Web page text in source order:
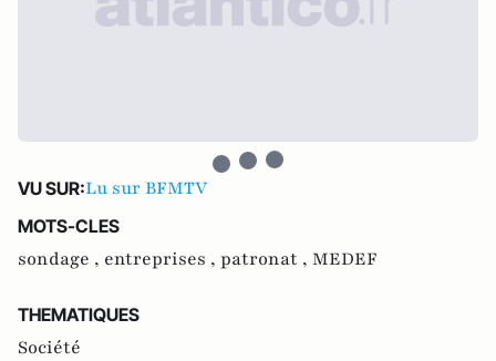
VU SUR:Lu sur BFMTV
MOTS-CLES
sondage , entreprises , patronat , MEDEF
THEMATIQUES
Société